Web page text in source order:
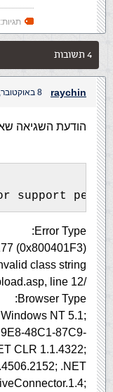
תגיות:
4 תשובות
raychin 8 באוקטובר, 2009 בשעה 8:56 am
הודעת השגיאה
support
Error Type:
(0x800401F3)
class string
/ADMIN/PIC/progress_upload.asp, line 12
Browser Type:
NT 5.1;
48C1-87C9-
CLR 1.1.4322;
.NET